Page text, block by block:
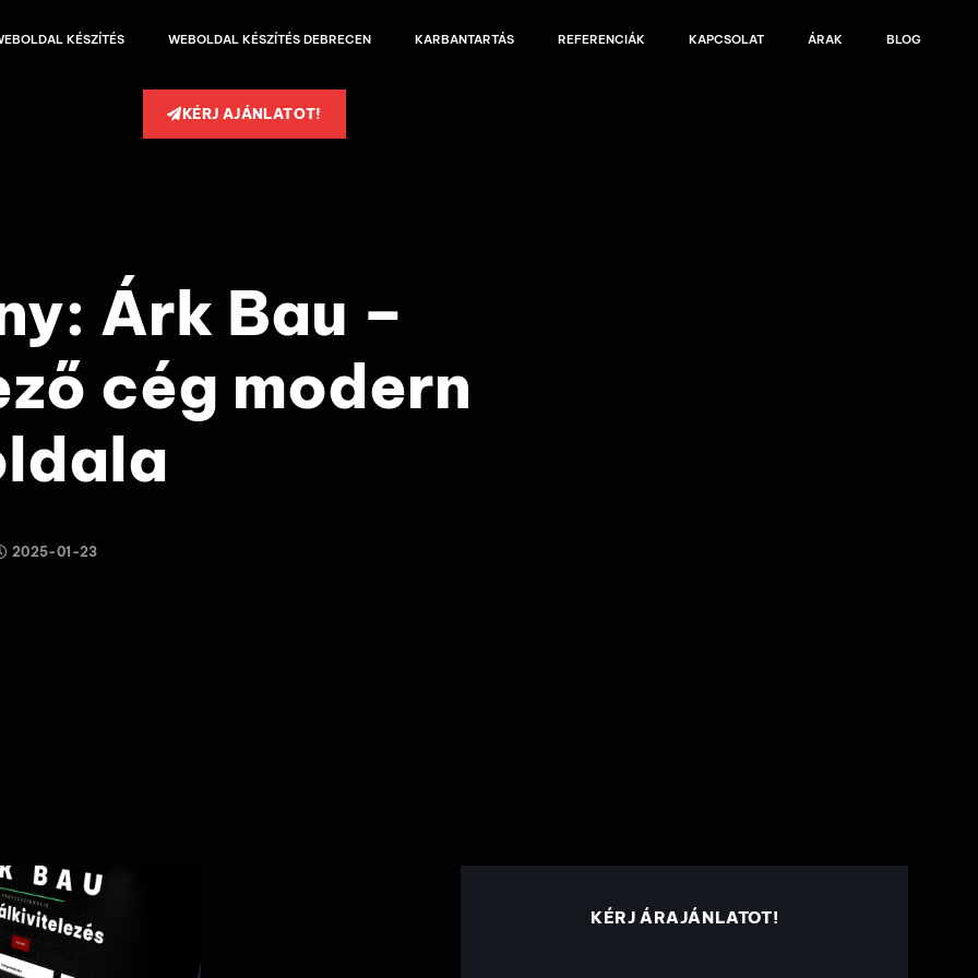
KÉSZÍTÉS WEBOLDAL KÉSZÍTÉS DEBRECEN KARBANTARTÁS REFERENCIÁK KAPCSOLAT ÁRAK BLOG
KÉRJ AJÁNLATOT!
Árk Bau –
cég modern
2025-01-23
KÉRJ ÁRAJÁNLATOT!